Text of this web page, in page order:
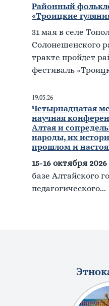
Районный
«Троицкие
31 мая в селе
Солонешенского
тракте пройдет
фестиваль
19.05.26
Четырнадцатая
научная
Алтая и
народы, их
прошлом и
15-16 октября 2026
базе Алтайского
педагогического...